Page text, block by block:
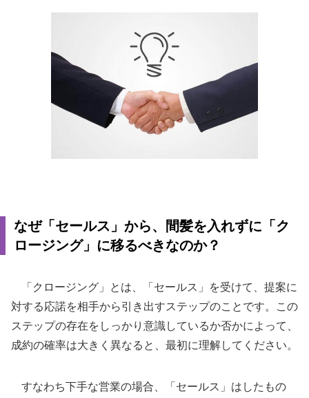
なぜ「セールス」から、間髪を入れずに「ク
ロージング」に移るべきなのか？
「クロージング」とは、「セールス」を受けて、提案に
対する応諾を相手から引き出すステップのことです。この
ステップの存在をしっかり意識しているか否かによって、
成約の確率は大きく異なると、最初に理解してください。
すなわち下手な営業の場合、「セールス」はしたもの